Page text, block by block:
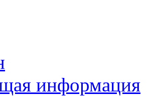
информация